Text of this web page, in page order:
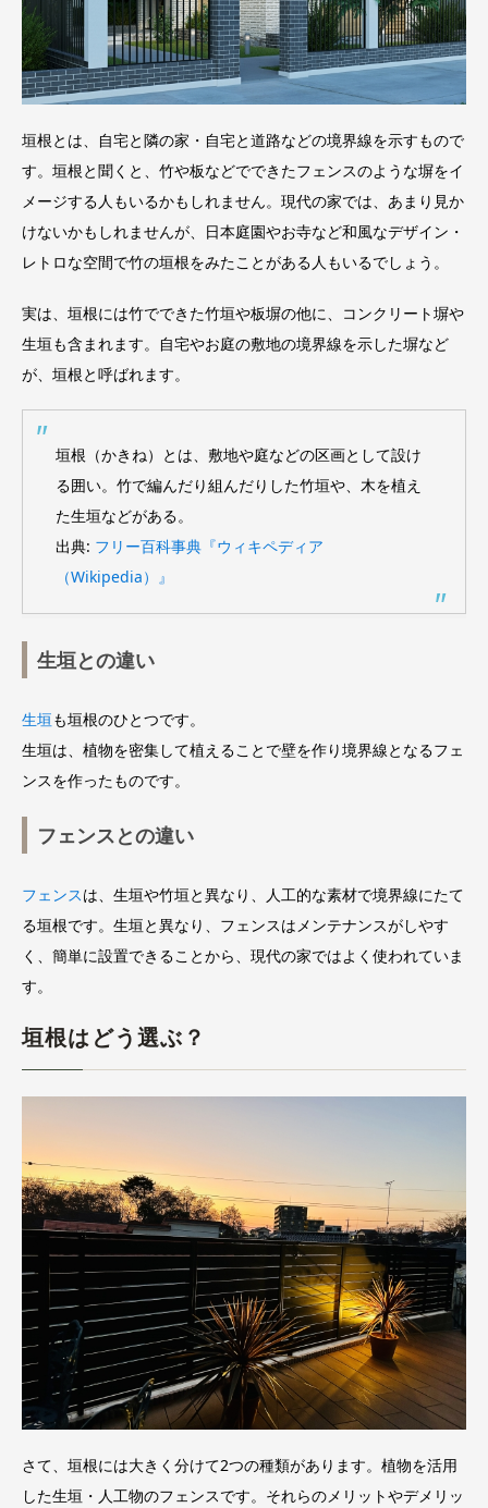
垣根とは、自宅と隣の家・自宅と道路などの境界線を示すもので
す。垣根と聞くと、竹や板などでできたフェンスのような塀をイ
メージする人もいるかもしれません。現代の家では、あまり見か
けないかもしれませんが、日本庭園やお寺など和風なデザイン・
レトロな空間で竹の垣根をみたことがある人もいるでしょう。
実は、垣根には竹でできた竹垣や板塀の他に、コンクリート塀や
生垣も含まれます。自宅やお庭の敷地の境界線を示した塀など
が、垣根と呼ばれます。
垣根（かきね）とは、敷地や庭などの区画として設け
る囲い。竹で編んだり組んだりした竹垣や、木を植え
た生垣などがある。
出典: フリー百科事典『ウィキペディア
（Wikipedia）』
生垣との違い
生垣も垣根のひとつです。
生垣は、植物を密集して植えることで壁を作り境界線となるフェ
ンスを作ったものです。
フェンスとの違い
フェンスは、生垣や竹垣と異なり、人工的な素材で境界線にたて
る垣根です。生垣と異なり、フェンスはメンテナンスがしやす
く、簡単に設置できることから、現代の家ではよく使われていま
す。
垣根はどう選ぶ？
さて、垣根には大きく分けて2つの種類があります。植物を活用
した生垣・人工物のフェンスです。それらのメリットやデメリッ